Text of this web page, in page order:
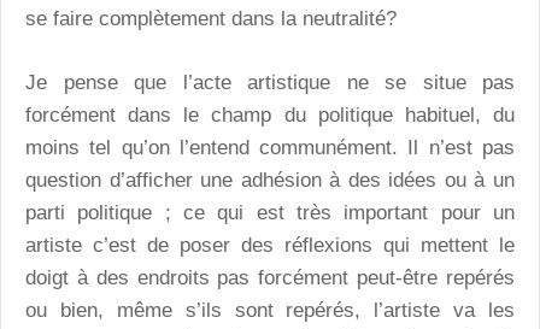
se faire complètement dans la neutralité?
Je pense que l’acte artistique ne se situe pas
forcément dans le champ du politique habituel, du
moins tel qu’on l’entend communément. Il n’est pas
question d’afficher une adhésion à des idées ou à un
parti politique ; ce qui est très important pour un
artiste c’est de poser des réflexions qui mettent le
doigt à des endroits pas forcément peut-être repérés
ou bien, même s’ils sont repérés, l’artiste va les